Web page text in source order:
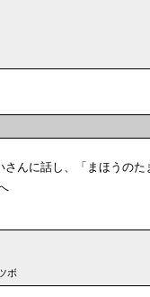
さんに話し、「まほうのた
ボ